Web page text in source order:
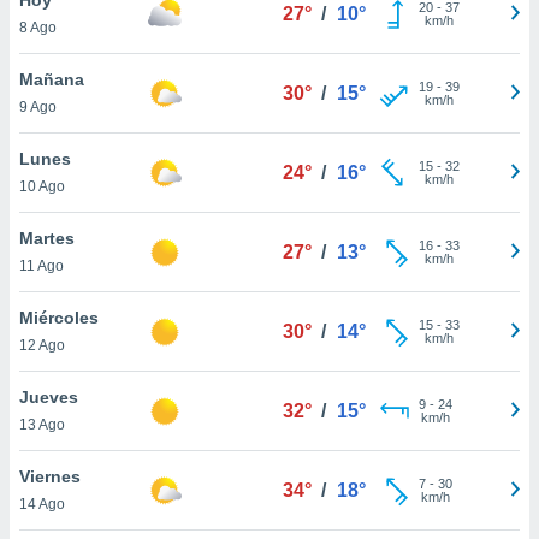
en
más
nuestra
de
cookies
aceptar
8 Ago
27° / 10° 20- 37
km/h
Mañana
9 Ago
30° / 15° 19- 39
km/h
Lunes
10 Ago
24° / 16° 15- 32
km/h
Martes
11 Ago
27° / 13° 16- 33
km/h
Miércoles
12 Ago
30° / 14° 15- 33
km/h
Jueves
13 Ago
32° / 15° 9- 24
km/h
Viernes
14 Ago
34° / 18° 7- 30
km/h